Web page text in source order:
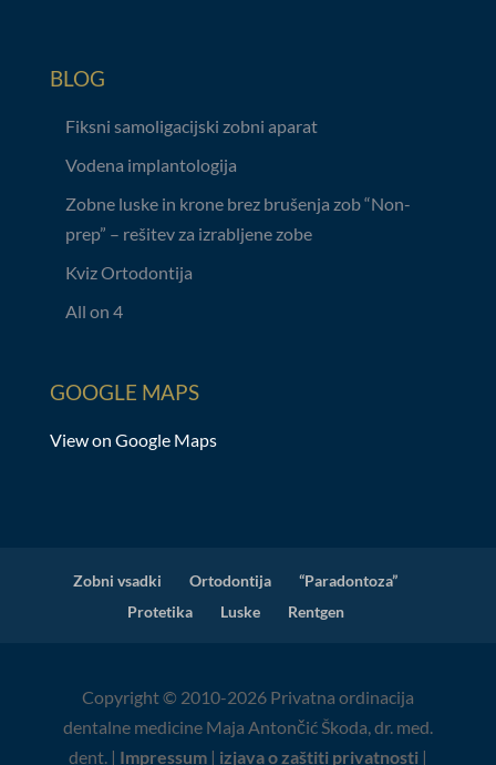
BLOG
Fiksni samoligacijski zobni aparat
Vodena implantologija
Zobne luske in krone brez brušenja zob “Non-
prep” – rešitev za izrabljene zobe
Kviz Ortodontija
All on 4
GOOGLE MAPS
View on Google Maps
Zobni vsadki Ortodontija
“Paradontoza”
Protetika
Luske Rentgen
Copyright © 2010-2026 Privatna ordinacija
dentalne medicine Maja Antončić Škoda, dr. med.
dent. | Impressum| izjava o zaštiti privatnosti|